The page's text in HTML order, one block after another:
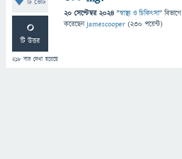
টি ভোট
0
টি উত্তর
218 বার দেখা হয়েছে
20 সেপ্টেম্বর 2024 "স্বাস্থ্য ও চিকিৎসা" বিভাগে
করেছেনjamescooper (230 পয়েন্ট)